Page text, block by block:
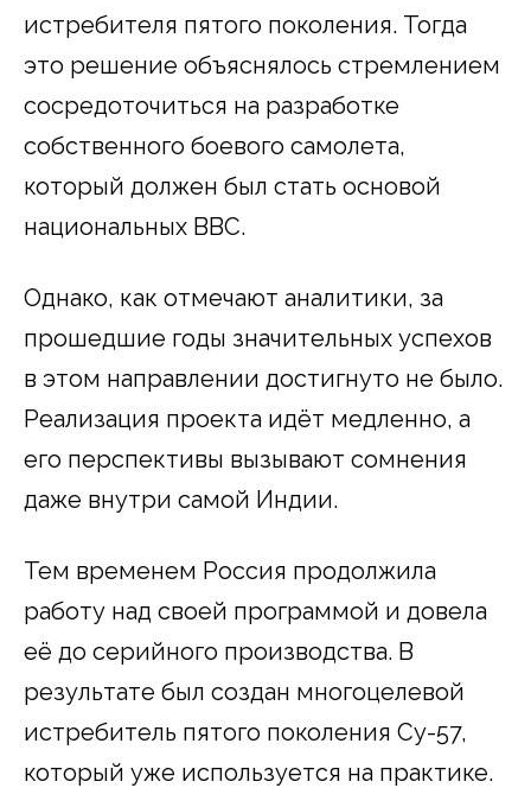
истребителя пятого поколения. Тогда
это решение объяснялось стремлением
сосредоточиться на разработке
собственного боевого самолета,
который должен был стать основой
национальных ВВС.
Однако, как отмечают аналитики, за
прошедшие годы значительных успехов
в этом направлении достигнуто не было.
Реализация проекта идёт медленно, а
его перспективы вызывают сомнения
даже внутри самой Индии.
Тем временем Россия продолжила
работу над своей программой и довела
её до серийного производства. В
результате был создан многоцелевой
истребитель пятого поколения Су-57,
который уже используется на практике.